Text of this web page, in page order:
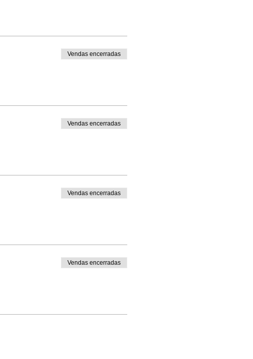
Vendas encerradas
Vendas encerradas
Vendas encerradas
Vendas encerradas